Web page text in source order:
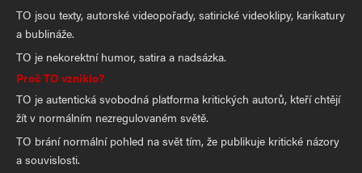
TO jsou texty, autorské videopořady, satirické videoklipy, karikatury
a bublináže.
TO je nekorektní humor, satira a nadsázka.
Proč TO vzniklo?
TO je autentická svobodná platforma kritických autorů, kteří chtějí
žít v normálním nezregulovaném světě.
TO brání normální pohled na svět tím, že publikuje kritické názory
a souvislosti.